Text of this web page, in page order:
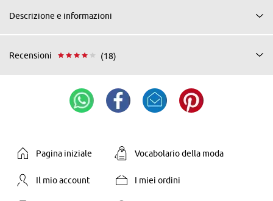
Descrizione e informazioni
Recensioni (18)
Pagina iniziale Vocabolario della moda
Il mio account I miei ordini